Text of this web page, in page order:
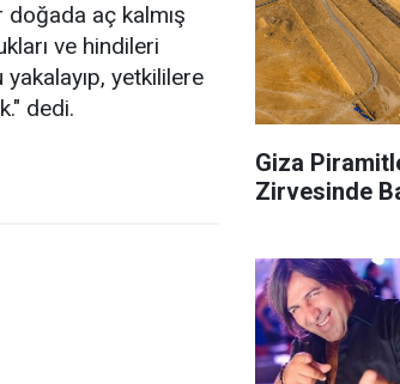
doğada aç kalmış
ve hindileri
yetkililere
dedi.
Giza
Zirvesinde